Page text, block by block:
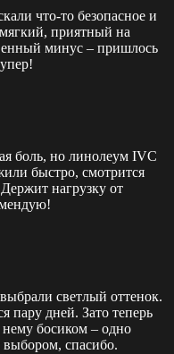
что-то безопасное и
приятный на
минус – пришлось
боль, но линолеум IVC
быстро, смотрится
нагрузку от
светлый оттенок.
пару дней. Зато теперь
босиком – одно
спасибо.